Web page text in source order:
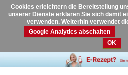
Cookies erleichtern die Bereitstellung
unserer Dienste erklären Sie sich damit
verwenden. Weiterhin verwendet
Google Analytics abschalten
OK